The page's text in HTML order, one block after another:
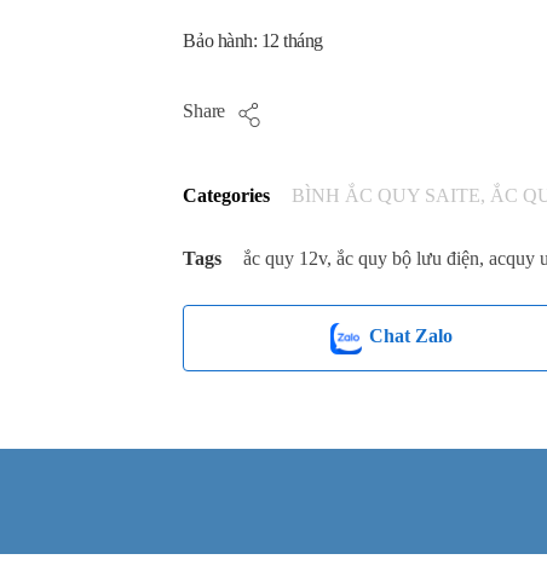
Bảo hành: 12 tháng
Share
Categories BÌNH ẮC QUY SAITE, ẮC
Tags ắc quy 12v,ắc quy bộ lưu điện,acquy
Chat Zalo